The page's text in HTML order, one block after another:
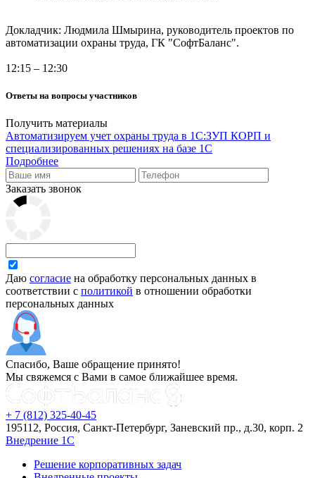
Докладчик: Людмила Шмырина, руководитель проектов по
автоматизации охраны труда, ГК "СофтБаланс".
12:15 – 12:30
Ответы на вопросы участников
Получить материалы
Автоматизируем учет охраны труда в 1С:ЗУП КОРП и
специализированных решениях на базе 1С
Подробнее
Заказать звонок
Даю согласие на обработку персональных данных в
соответствии с политикой в отношении обработки
персональных данных
Спасибо, Ваше обращение принято!
Мы свяжемся с Вами в самое ближайшее время.
+ 7 (812) 325-40-45
195112, Россия, Санкт-Петербург, Заневский пр., д.30, корп. 2
Внедрение 1С
Решение корпоративных задач